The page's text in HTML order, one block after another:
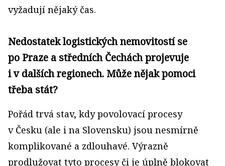
vyžadují nějaký čas.
Nedostatek logistických nemovitostí se
po Praze a středních Čechách projevuje
i v dalších regionech. Může nějak pomoci
třeba stát?
Pořád trvá stav, kdy povolovací procesy
v Česku (ale i na Slovensku) jsou nesmírně
komplikované a zdlouhavé. Výrazně
prodlužovat tyto procesy či je úplně blokovat